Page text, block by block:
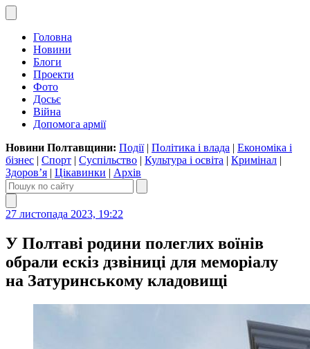
Головна
Новини
Блоги
Проекти
Фото
Досьє
Війна
Допомога армії
Новини Полтавщини: Події| Політика і влада | Економіка і
бізнес | Спорт | Суспільство | Культура і освіта | Кримінал |
Здоров’я | Цікавинки | Архів
27 листопада 2023, 19:22
У Полтаві родини полеглих воїнів
обрали ескіз дзвіниці для меморіалу
на Затуринському кладовищі